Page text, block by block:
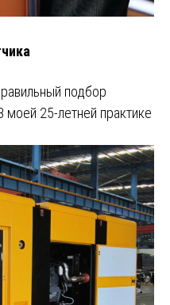
подбор
25-летней практике